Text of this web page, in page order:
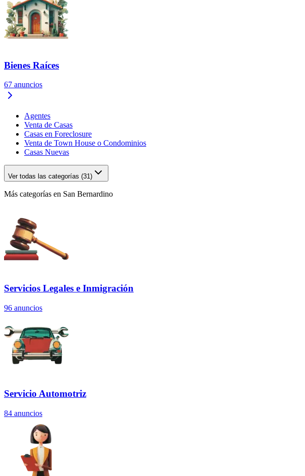
Bienes Raíces
67 anuncios
Agentes
Venta de Casas
Casas en Foreclosure
Venta de Town House o Condominios
Casas Nuevas
Ver todas las categorías (31)
Más categorías en San Bernardino
Servicios Legales e Inmigración
96 anuncios
Servicio Automotriz
84 anuncios